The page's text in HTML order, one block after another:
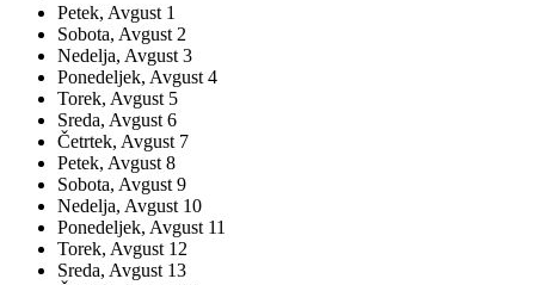
Petek, Avgust 1
Sobota, Avgust 2
Nedelja, Avgust 3
Ponedeljek, Avgust 4
Torek, Avgust 5
Sreda, Avgust 6
Četrtek, Avgust 7
Petek, Avgust 8
Sobota, Avgust 9
Nedelja, Avgust 10
Ponedeljek, Avgust 11
Torek, Avgust 12
Sreda, Avgust 13